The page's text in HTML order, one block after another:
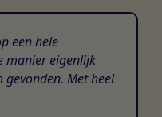
een hele
manier eigenlijk
gevonden. Met heel